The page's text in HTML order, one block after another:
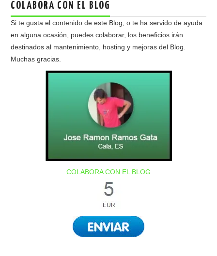
COLABORA CON EL BLOG
Si te gusta el contenido de este Blog, o te ha servido de ayuda
en alguna ocasión, puedes colaborar, los beneficios irán
destinados al mantenimiento, hosting y mejoras del Blog.
Muchas gracias.
COLABORA CON EL BLOG